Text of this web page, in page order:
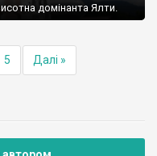
домінанта Ялти.
5 Далі »